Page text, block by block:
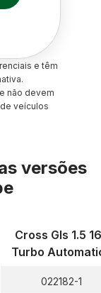
e têm
não devem
veículos
versões
Cross Gls 1.5
Turbo
022182-1